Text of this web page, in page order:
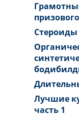
Лучшие
часть 1